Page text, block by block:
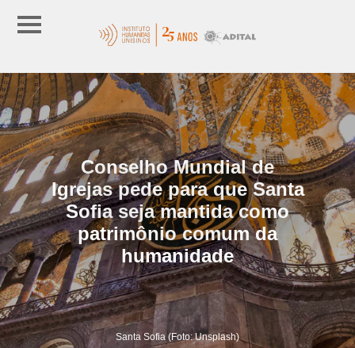
Conselho Mundial de
Igrejas pede para que Santa
Sofia seja mantida como
patrimônio comum da
humanidade
Santa Sofia (Foto: Unsplash)